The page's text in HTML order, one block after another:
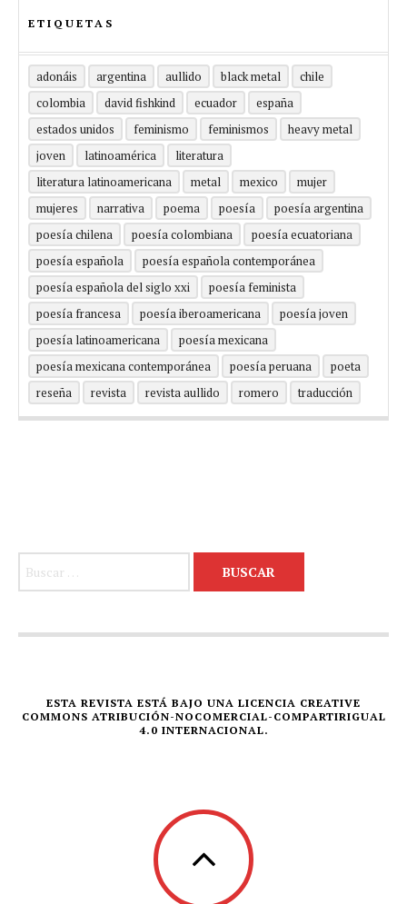
ETIQUETAS
adonáis argentina aullido black metal
chile
colombia
david fishkind ecuador
españa
estados unidos
feminismo feminismos
heavy metal
joven
latinoamérica
literatura
literatura latinoamericana
metal mexico
mujer
mujeres
narrativa poema poesía
poesía argentina
poesía chilena
poesía colombiana
poesía ecuatoriana
poesía española
poesía española contemporánea
poesía española del siglo xxi
poesía feminista
poesía francesa
poesía iberoamericana
poesía joven
poesía latinoamericana
poesía mexicana
poesía mexicana contemporánea
poesía peruana
poeta
reseña
revista revista aullido romero traducción
ESTA REVISTA ESTÁ BAJO UNA LICENCIA CREATIVE
COMMONS ATRIBUCIÓN-NOCOMERCIAL-COMPARTIRIGUAL
4.0 INTERNACIONAL.